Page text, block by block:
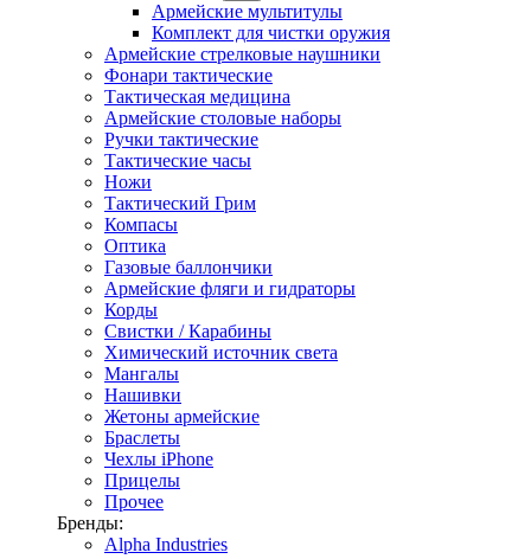
Армейские мультитулы
Комплект для чистки оружия
Армейские стрелковые наушники
Фонари тактические
Тактическая медицина
Армейские столовые наборы
Ручки тактические
Тактические часы
Ножи
Тактический Грим
Компасы
Оптика
Газовые баллончики
Армейские фляги и гидраторы
Корды
Свистки / Карабины
Химический источник света
Мангалы
Нашивки
Жетоны армейские
Браслеты
Чехлы iPhone
Прицелы
Прочее
Бренды:
Alpha Industries